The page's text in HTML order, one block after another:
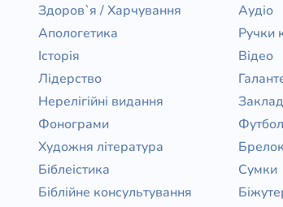
Здоров`я / Харчування
Апологетика
Історія
Лідерство
Нерелігійні видання
Фонограми
Художня література
Біблеістика
Біблійне консультування
Аудіо
Ручки
Відео
Сумки